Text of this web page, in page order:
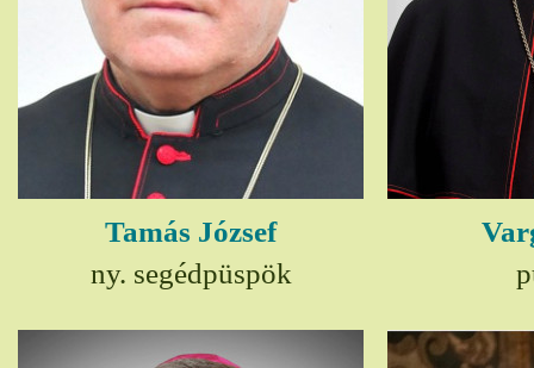
Tamás József
ny. segédpüspök